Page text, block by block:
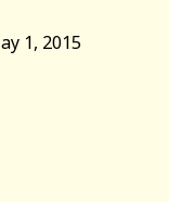
1, 2015